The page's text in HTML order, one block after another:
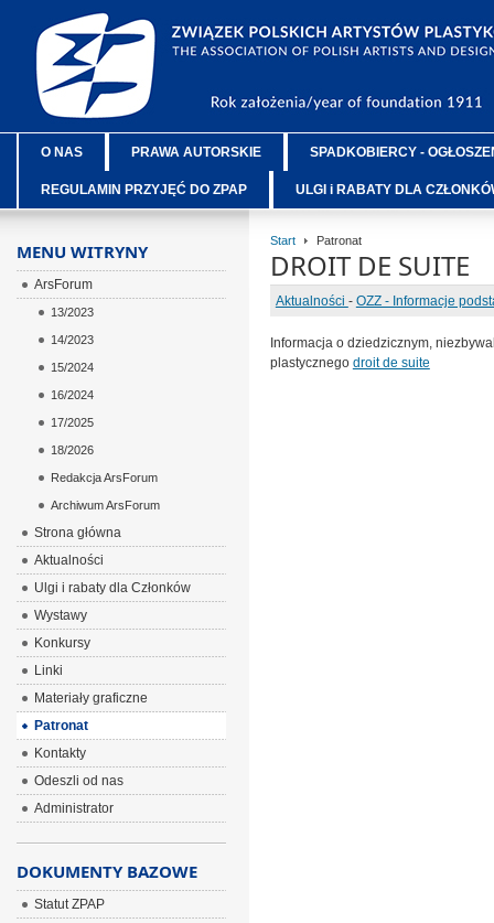
O NAS PRAWA AUTORSKIE SPADKOBIERCY -
REGULAMIN PRZYJĘĆ DO ZPAP ULGI i RABATY DLA
Start Patronat
DROIT DE SUITE
Aktualności - OZZ - Informacje
Informacja o dziedzicznym,
plastycznego droit de suite
MENU WITRYNY
ArsForum
13/2023
14/2023
15/2024
16/2024
17/2025
18/2026
Redakcja ArsForum
Archiwum ArsForum
Strona główna
Aktualności
Ulgi i rabaty dla Członków
Wystawy
Konkursy
Linki
Materiały graficzne
Patronat
Kontakty
Odeszli od nas
Administrator
DOKUMENTY BAZOWE
Statut ZPAP